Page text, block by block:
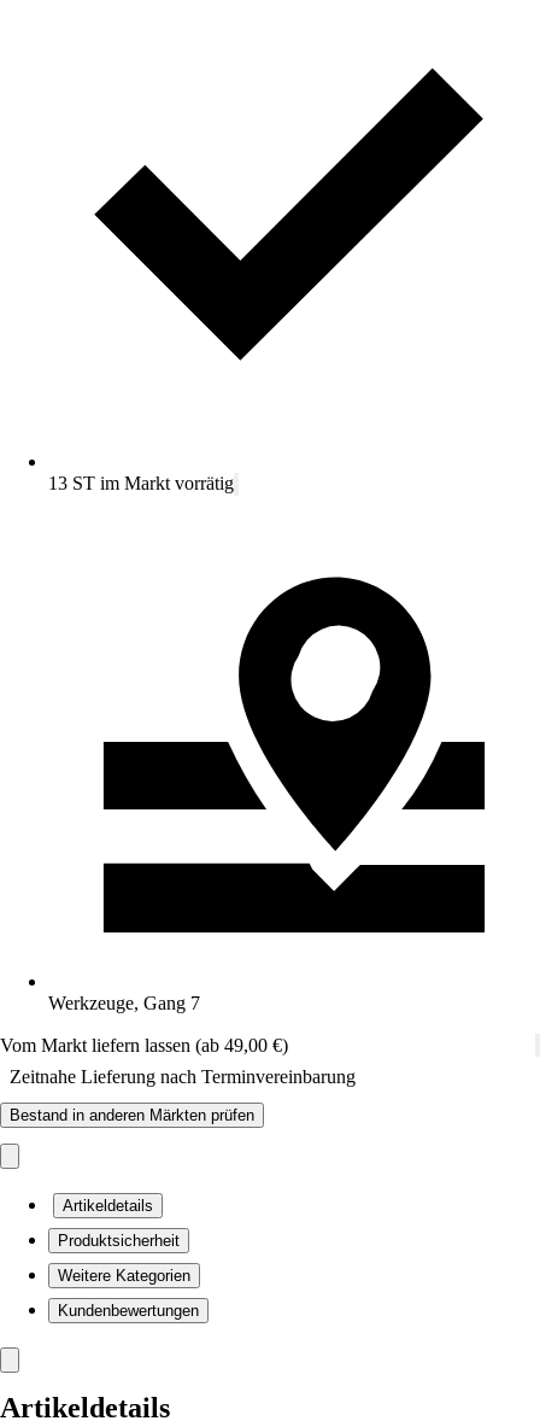
13 ST im Markt vorrätig
Werkzeuge, Gang 7
Vom Markt liefern lassen (ab 49,00 €)
Zeitnahe Lieferung nach Terminvereinbarung
Bestand in anderen Märkten prüfen
Artikeldetails
Produktsicherheit
Weitere Kategorien
Kundenbewertungen
Artikeldetails